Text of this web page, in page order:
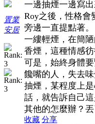
置業
安居
一邊抽煙一邊寫
Roy之後，性格
旁邊一直提點著。
一縷輕煙，在簡
香煙，這種情感彷
可是，始終身體
饞嘴的人，失去
抽煙，某程度上
話，就告訴自己這
其他的怎麼辦？丟
收藏 分享